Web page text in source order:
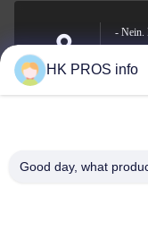
Anschrift
- Nein.
E-Mail-Adresse
HK PROS info
Good day, what